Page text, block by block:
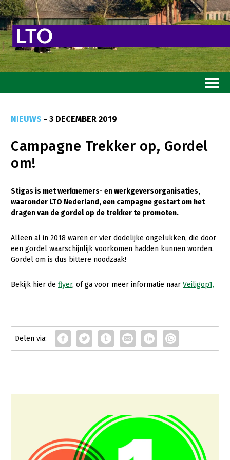
Goed eten
Mooi groen
Sterk ondernemerschap
Transitiepaden
Gezonde planten
Natuur, klimaat en energie
Mens, ondernemerschap en onderwijs
Biologische Landbouw
Geitenhouderij
Kalverhouderij
Akkerbouw
Biologische Landbouw
Multifunctionele landbouw
Multifunctioneel
NIEUWS - 3 DECEMBER 2019
Campagne Trekker op, Gordel
om!
Stigas is met werknemers- en werkgeversorganisaties,
waaronder LTO Nederland, een campagne gestart om het
dragen van de gordel op de trekker te promoten.
Alleen al in 2018 waren er vier dodelijke ongelukken, die door
een gordel waarschijnlijk voorkomen hadden kunnen worden.
Gordel om is dus bittere noodzaak!
Bekijk hier de flyer, of ga voor meer informatie naar Veiligop1,